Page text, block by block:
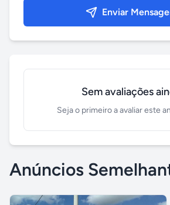
Enviar
Sem avaliações
Seja o primeiro a avaliar este
Anúncios